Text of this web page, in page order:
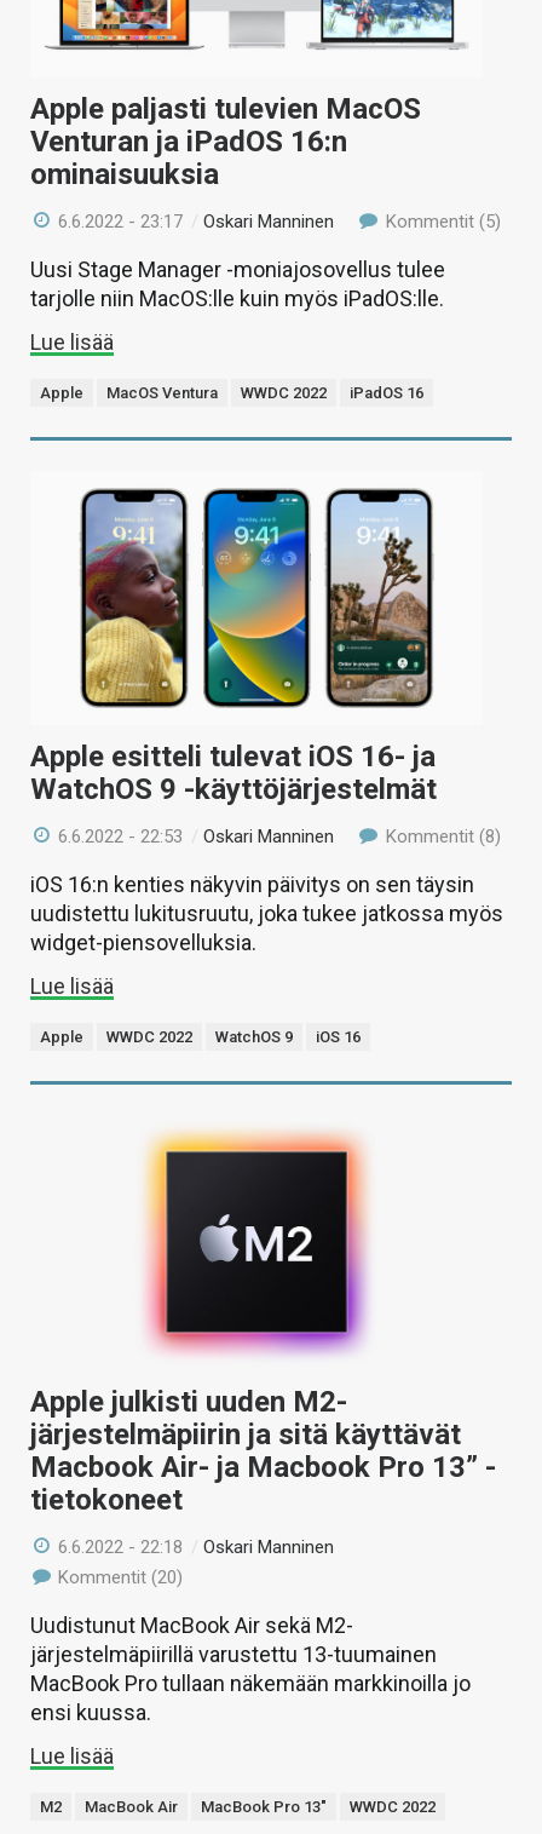
HAKU
Apple paljasti tulevien MacOS
Venturan ja iPadOS 16:n
ominaisuuksia
6.6.2022 - 23:17 /Oskari Manninen Kommentit (5)
Uusi Stage Manager -moniajosovellus tulee
tarjolle niin MacOS:lle kuin myös iPadOS:lle.
Lue lisää
Apple MacOS Ventura WWDC 2022 iPadOS 16
Apple esitteli tulevat iOS 16- ja
WatchOS 9 -käyttöjärjestelmät
6.6.2022 - 22:53 /Oskari Manninen Kommentit (8)
iOS 16:n kenties näkyvin päivitys on sen täysin
uudistettu lukitusruutu, joka tukee jatkossa myös
widget-piensovelluksia.
Lue lisää
Apple WWDC 2022 WatchOS 9 iOS 16
Apple julkisti uuden M2-
järjestelmäpiirin ja sitä käyttävät
Macbook Air- ja Macbook Pro 13” -
tietokoneet
6.6.2022 - 22:18 /Oskari Manninen
Kommentit (20)
Uudistunut MacBook Air sekä M2-
järjestelmäpiirillä varustettu 13-tuumainen
MacBook Pro tullaan näkemään markkinoilla jo
ensi kuussa.
Lue lisää
M2 MacBook Air MacBook Pro 13" WWDC 2022